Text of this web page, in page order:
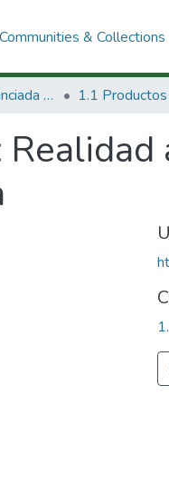
Communities & Collections
1. Investigación Financiada con Recursos Públicos
Realidad